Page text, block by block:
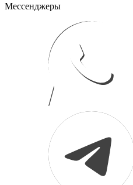
Мессенджеры